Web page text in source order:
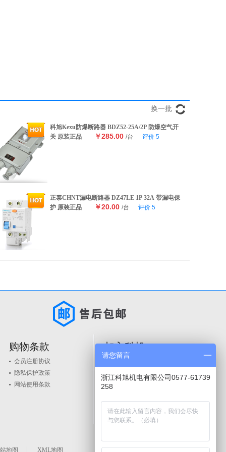
换一批
科旭Kexu防爆断路器 BDZ52-25A/2P 防爆空气开
关 原装正品
￥285.00 /台 评价 5
正泰CHNT漏电断路器 DZ47LE 1P 32A 带漏电保
护 原装正品
￥20.00 /台 评价 5
购物条款
会员注册协议
隐私保护政策
网站使用条款
加入科旭
品牌入驻
地图 XML地图
请您留言
浙江科旭机电有限公司0577-61739
258